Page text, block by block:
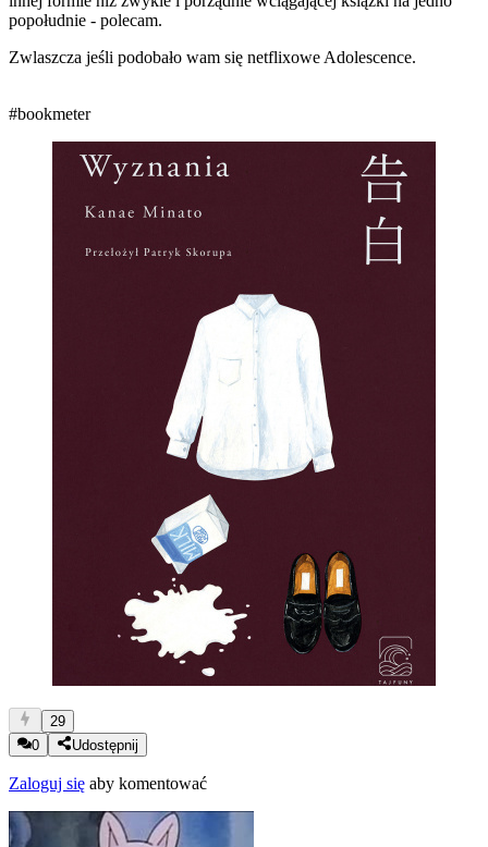
popołudnie - polecam.
Zwlaszcza jeśli podobało wam się netflixowe Adolescence.
#bookmeter
29
0
Udostępnij
Zaloguj się aby komentować